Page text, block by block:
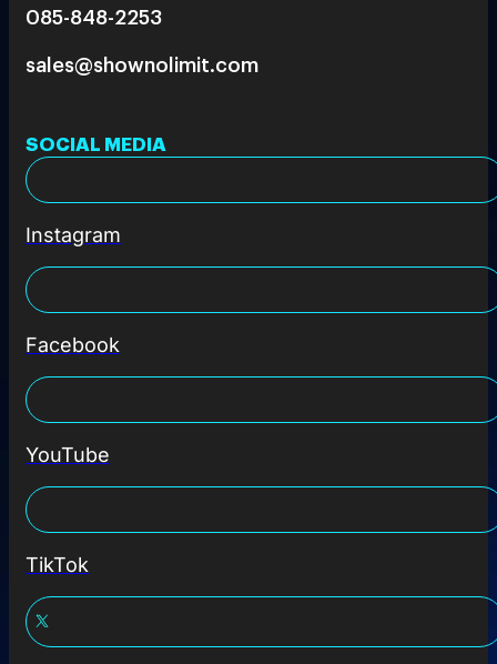
085-848-2253
sales@shownolimit.com
SOCIAL MEDIA
Instagram
Facebook
YouTube
TikTok